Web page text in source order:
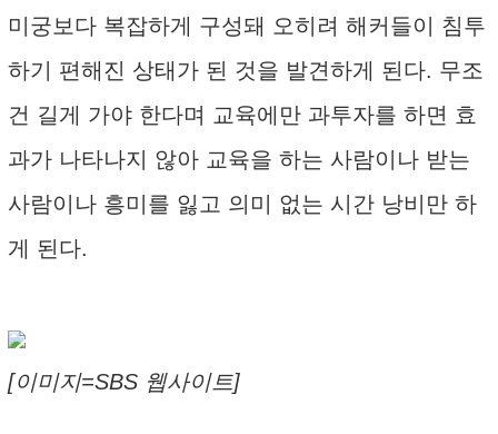
미궁보다 복잡하게 구성돼 오히려 해커들이 침투
하기 편해진 상태가 된 것을 발견하게 된다. 무조
건 길게 가야 한다며 교육에만 과투자를 하면 효
과가 나타나지 않아 교육을 하는 사람이나 받는
사람이나 흥미를 잃고 의미 없는 시간 낭비만 하
게 된다.
[이미지=SBS 웹사이트]